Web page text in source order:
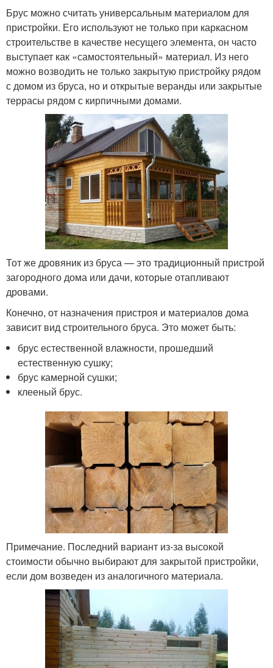
Брус можно считать универсальным материалом для
пристройки. Его используют не только при каркасном
строительстве в качестве несущего элемента, он часто
выступает как «самостоятельный» материал. Из него
можно возводить не только закрытую пристройку рядом
с домом из бруса, но и открытые веранды или закрытые
террасы рядом с кирпичными домами.
Тот же дровяник из бруса — это традиционный пристрой
загородного дома или дачи, которые отапливают
дровами.
Конечно, от назначения пристроя и материалов дома
зависит вид строительного бруса. Это может быть:
брус естественной влажности, прошедший
естественную сушку;
брус камерной сушки;
клееный брус.
Примечание. Последний вариант из-за высокой
стоимости обычно выбирают для закрытой пристройки,
если дом возведен из аналогичного материала.